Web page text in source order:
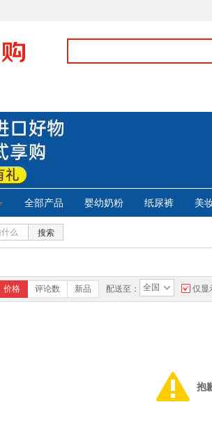
全部产品 婴幼奶粉 纸尿裤 美
搜索
价格 评论数 新品 配送至： 全国 仅显
抱